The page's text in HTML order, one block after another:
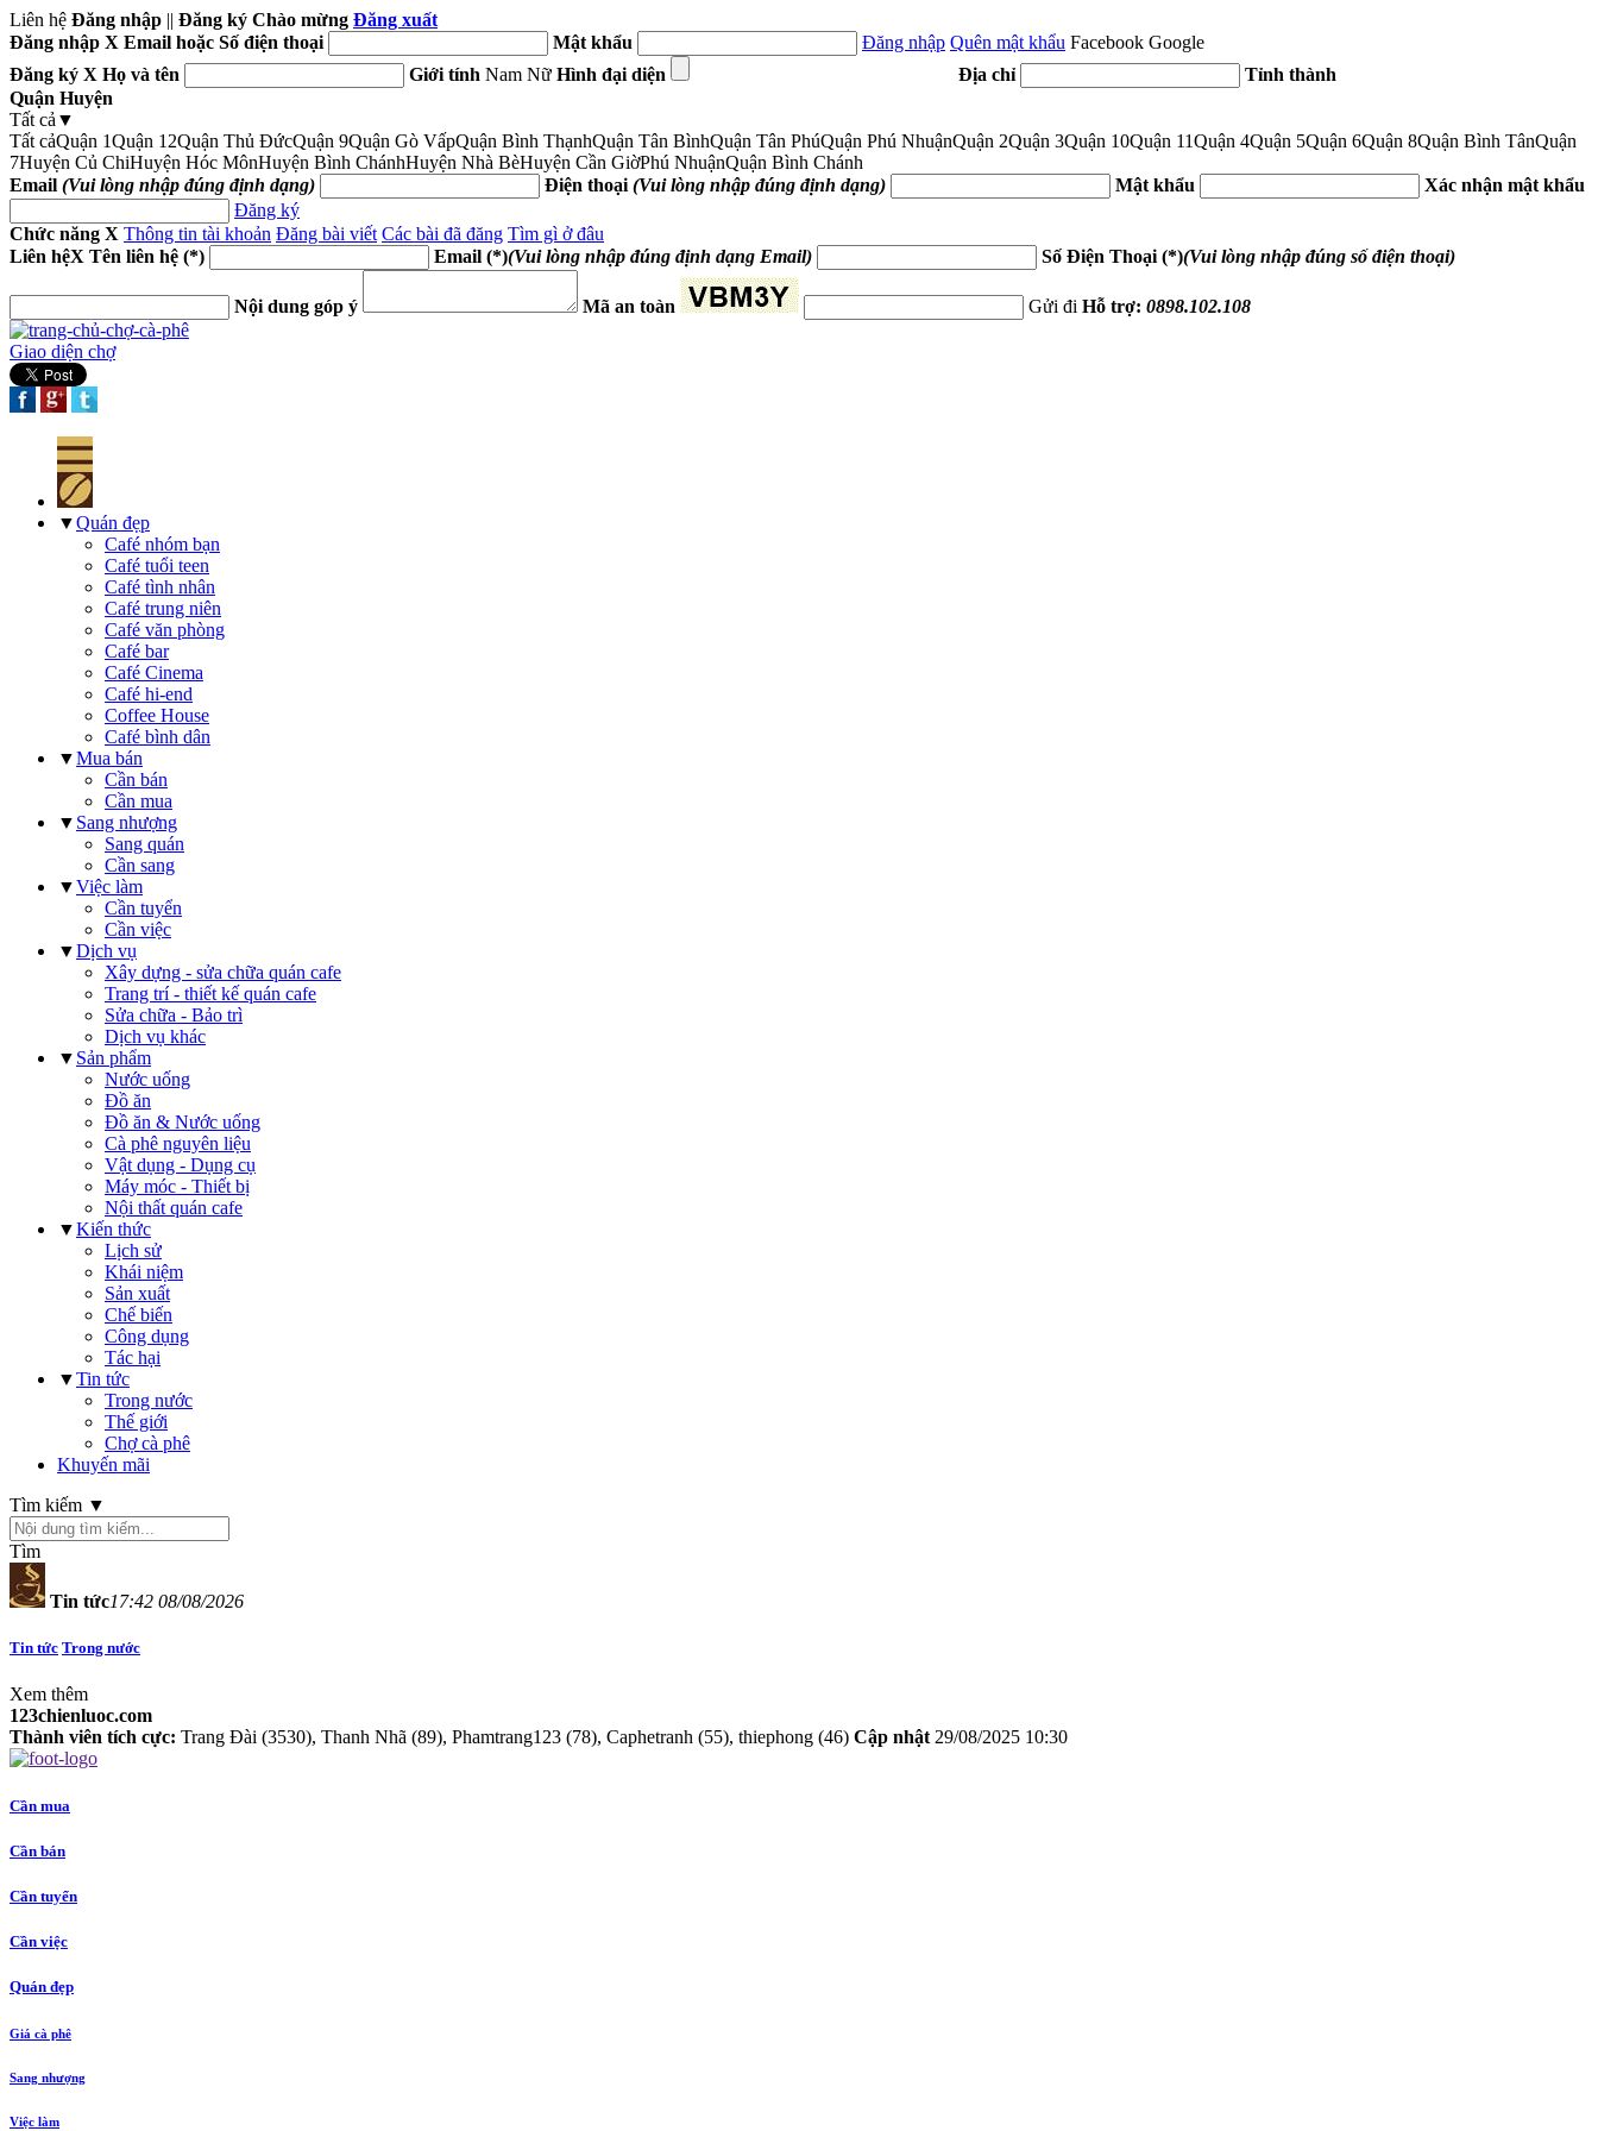
Liên hệ Đăng nhập || Đăng ký Chào mừng Đăng xuất
Đăng nhập X Email hoặc Số điện thoại Mật khẩu Đăng nhập Quên mật khẩu Facebook Google
Đăng ký X Họ và tên Giới tính Nam Nữ Hình đại diện Địa chỉ
Tỉnh thành
Quận Huyện
Tất cả ▼
Tất cảQuận 1Quận 12Quận Thủ ĐứcQuận 9Quận Gò VấpQuận Bình ThạnhQuận Tân BìnhQuận Tân PhúQuận Phú NhuậnQuận 2Quận 3Quận 10Quận 11Quận 4Quận 5Quận 6Quận 8Quận Bình TânQuận
7Huyện Củ ChiHuyện Hóc MônHuyện Bình ChánhHuyện Nhà BèHuyện Cần GiờPhú NhuậnQuận Bình Chánh
Email (Vui lòng nhập đúng định dạng) Điện thoại (Vui lòng nhập đúng định dạng) Mật khẩu
Xác nhận mật khẩu
Đăng ký
Chức năng X Thông tin tài khoản Đăng bài viết Các bài đã đăng Tìm gì ở đâu
Liên hệX Tên liên hệ (*) Email (*)(Vui lòng nhập đúng định dạng Email) Số Điện Thoại (*)(Vui lòng nhập đúng số điện thoại)
Nội dung góp ý Mã an toàn Gửi đi Hỗ trợ: 0898.102.108
Giao diện chợ
▼Quán đẹp
Café nhóm bạn
Café tuổi teen
Café tình nhân
Café trung niên
Café văn phòng
Café bar
Café Cinema
Café hi-end
Coffee House
Café bình dân
▼Mua bán
Cần bán
Cần mua
▼ Sang nhượng
Sang quán
Cần sang
▼Việc làm
Cần tuyển
Cần việc
▼Dịch vụ
Xây dựng - sửa chữa quán cafe
Trang trí - thiết kế quán cafe
Sửa chữa - Bảo trì
Dịch vụ khác
▼ Sản phẩm
Nước uống
Đồ ăn
Đồ ăn & Nước uống
Cà phê nguyên liệu
Vật dụng - Dụng cụ
Máy móc - Thiết bị
Nội thất quán cafe
▼Kiến thức
Lịch sử
Khái niệm
Sản xuất
Chế biến
Công dụng
Tác hại
▼Tin tức
Trong nước
Thế giới
Chợ cà phê
Khuyến mãi
Tìm kiếm ▼
Tìm
Tin tức17:42 08/08/2026
Tin tức Trong nước
Xem thêm
123chienluoc.com
Thành viên tích cực: Trang Đài (3530), Thanh Nhã (89), Phamtrang123 (78), Caphetranh (55), thiephong (46) Cập nhật 29/08/2025 10:30
Cần mua
Cần bán
Cần tuyển
Cần việc
Quán đẹp
Giá cà phê
Sang nhượng
Việc làm